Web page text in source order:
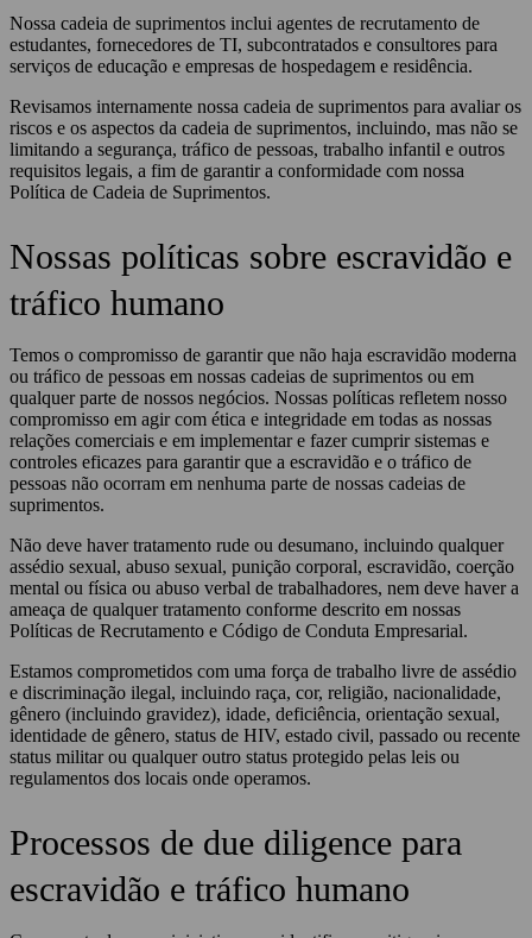
Nossa cadeia de suprimentos inclui agentes de recrutamento de
estudantes, fornecedores de TI, subcontratados e consultores para
serviços de educação e empresas de hospedagem e residência.
Revisamos internamente nossa cadeia de suprimentos para avaliar os
riscos e os aspectos da cadeia de suprimentos, incluindo, mas não se
limitando a segurança, tráfico de pessoas, trabalho infantil e outros
requisitos legais, a fim de garantir a conformidade com nossa
Política de Cadeia de Suprimentos.
Nossas políticas sobre escravidão e
tráfico humano
Temos o compromisso de garantir que não haja escravidão moderna
ou tráfico de pessoas em nossas cadeias de suprimentos ou em
qualquer parte de nossos negócios. Nossas políticas refletem nosso
compromisso em agir com ética e integridade em todas as nossas
relações comerciais e em implementar e fazer cumprir sistemas e
controles eficazes para garantir que a escravidão e o tráfico de
pessoas não ocorram em nenhuma parte de nossas cadeias de
suprimentos.
Não deve haver tratamento rude ou desumano, incluindo qualquer
assédio sexual, abuso sexual, punição corporal, escravidão, coerção
mental ou física ou abuso verbal de trabalhadores, nem deve haver a
ameaça de qualquer tratamento conforme descrito em nossas
Políticas de Recrutamento e Código de Conduta Empresarial.
Estamos comprometidos com uma força de trabalho livre de assédio
e discriminação ilegal, incluindo raça, cor, religião, nacionalidade,
gênero (incluindo gravidez), idade, deficiência, orientação sexual,
identidade de gênero, status de HIV, estado civil, passado ou recente
status militar ou qualquer outro status protegido pelas leis ou
regulamentos dos locais onde operamos.
Processos de due diligence para
escravidão e tráfico humano